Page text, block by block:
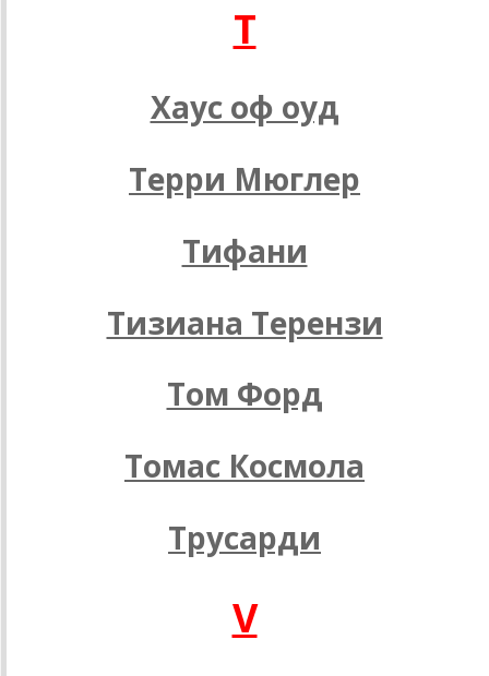
T
Хаус оф оуд
Терри Мюглер
Тифани
Тизиана Терензи
Том Форд
Томас Космола
Трусарди
V